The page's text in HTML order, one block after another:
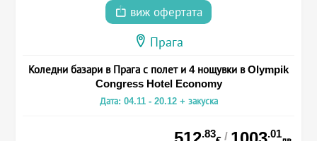
виж офертата
Прага
Коледни базари в Прага с полет и 4 нощувки в Olympik
Congress Hotel Economy
Дата: 04.11 - 20.12 + закуска
.83 / .01